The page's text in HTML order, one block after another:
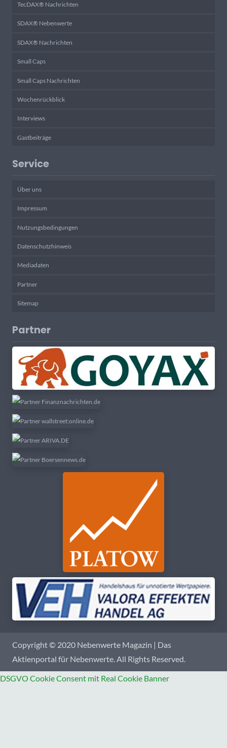
TecDAX® Nachrichten
SDAX® Nebenwerte
SDAX® Nachrichten
Small Caps
Small Caps Nachrichten
Wochenrückblick
Interviews
Gastbeiträge
Service
Über uns
Impressum
Nutzungsbedingungen
Datenschutzhinweis
Mediadaten
Partner
Sitemap
Partner
Copyright © 2020 Nebenwerte Magazin | Das
Aktienportal für Nebenwerte. All Rights Reserved.
DSGVO Cookie Consent mit Real Cookie Banner